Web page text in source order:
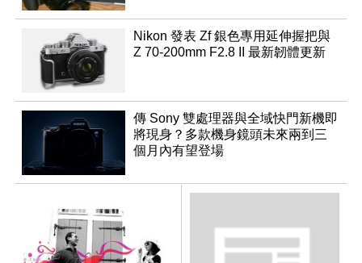
Nikon 發表 Zf 銀色專用延伸握把與
Z 70-200mm F2.8 II 最新韌體更新
傳 Sony 雙處理器與全域快門新機即
將現身？多款機身鏡頭未來兩到三
個月內有望登場